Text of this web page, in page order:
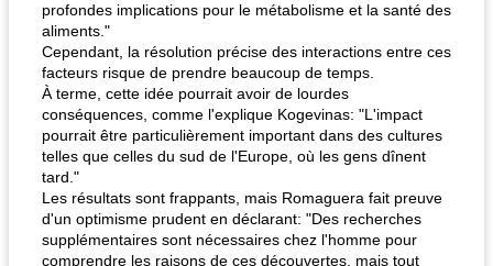
profondes implications pour le métabolisme et la santé des
aliments."
Cependant, la résolution précise des interactions entre ces
facteurs risque de prendre beaucoup de temps.
À terme, cette idée pourrait avoir de lourdes
conséquences, comme l'explique Kogevinas: "L'impact
pourrait être particulièrement important dans des cultures
telles que celles du sud de l'Europe, où les gens dînent
tard."
Les résultats sont frappants, mais Romaguera fait preuve
d'un optimisme prudent en déclarant: "Des recherches
supplémentaires sont nécessaires chez l'homme pour
comprendre les raisons de ces découvertes, mais tout